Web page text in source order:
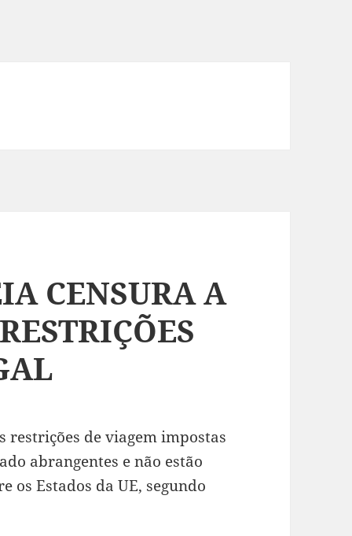
CENSURA A
restrições de viagem impostas
abrangentes e não estão
os Estados da UE, segundo